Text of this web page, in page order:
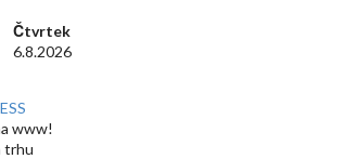
Čtvrtek
6.8.2026
www!
trhu